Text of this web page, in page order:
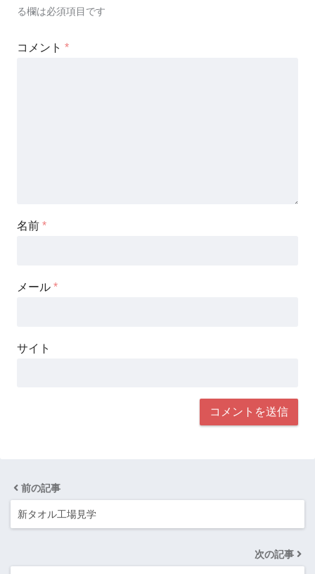
る欄は必須項目です
コメント *
名前 *
メール *
サイト
前の記事
新タオル工場見学
次の記事